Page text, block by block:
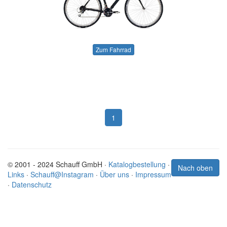
Zum Fahrrad
1
Nach oben
© 2001 - 2024 Schauff GmbH · Katalogbestellung ·
Links · Schauff@Instagram · Über uns · Impressum
· Datenschutz